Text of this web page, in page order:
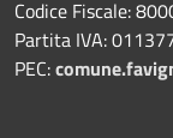
Codice Fiscale:
Partita IVA:
PEC: